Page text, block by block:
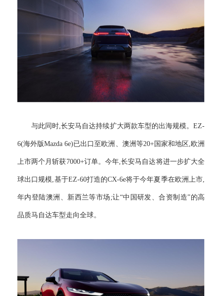
与此同时,长安马自达持续扩大两款车型的出海规模。EZ-
6(海外版Mazda 6e)已出口至欧洲、澳洲等20+国家和地区,欧洲
上市两个月斩获7000+订单。今年,长安马自达将进一步扩大全
球出口规模,基于EZ-60打造的CX-6e将于今年夏季在欧洲上市,
年内登陆澳洲、新西兰等市场;让“中国研发、合资制造”的高
品质马自达车型走向全球。